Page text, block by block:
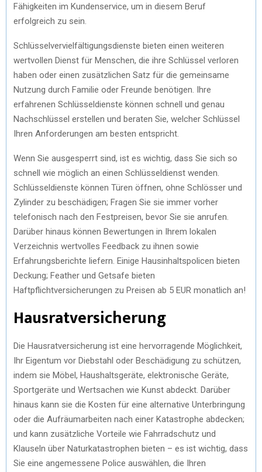
Fähigkeiten im Kundenservice, um in diesem Beruf
erfolgreich zu sein.
Schlüsselvervielfältigungsdienste bieten einen weiteren
wertvollen Dienst für Menschen, die ihre Schlüssel verloren
haben oder einen zusätzlichen Satz für die gemeinsame
Nutzung durch Familie oder Freunde benötigen. Ihre
erfahrenen Schlüsseldienste können schnell und genau
Nachschlüssel erstellen und beraten Sie, welcher Schlüssel
Ihren Anforderungen am besten entspricht.
Wenn Sie ausgesperrt sind, ist es wichtig, dass Sie sich so
schnell wie möglich an einen Schlüsseldienst wenden.
Schlüsseldienste können Türen öffnen, ohne Schlösser und
Zylinder zu beschädigen; Fragen Sie sie immer vorher
telefonisch nach den Festpreisen, bevor Sie sie anrufen.
Darüber hinaus können Bewertungen in Ihrem lokalen
Verzeichnis wertvolles Feedback zu ihnen sowie
Erfahrungsberichte liefern. Einige Hausinhaltspolicen bieten
Deckung; Feather und Getsafe bieten
Haftpflichtversicherungen zu Preisen ab 5 EUR monatlich an!
Hausratversicherung
Die Hausratversicherung ist eine hervorragende Möglichkeit,
Ihr Eigentum vor Diebstahl oder Beschädigung zu schützen,
indem sie Möbel, Haushaltsgeräte, elektronische Geräte,
Sportgeräte und Wertsachen wie Kunst abdeckt. Darüber
hinaus kann sie die Kosten für eine alternative Unterbringung
oder die Aufräumarbeiten nach einer Katastrophe abdecken;
und kann zusätzliche Vorteile wie Fahrradschutz und
Klauseln über Naturkatastrophen bieten – es ist wichtig, dass
Sie eine angemessene Police auswählen, die Ihren